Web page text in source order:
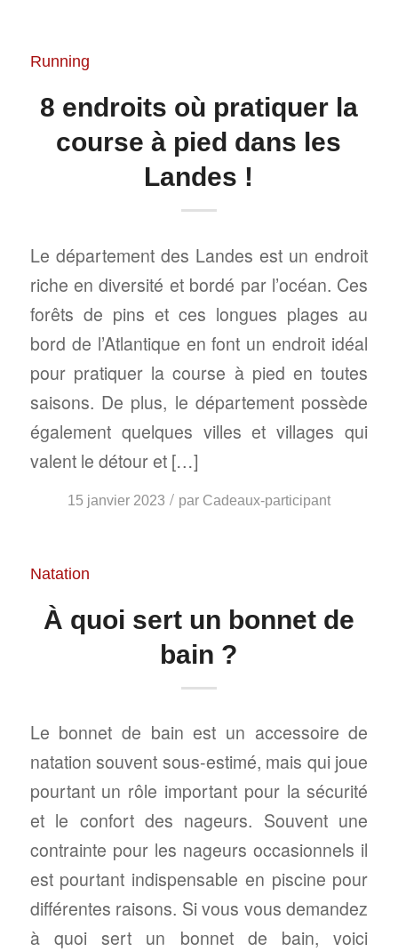
Running
8 endroits où pratiquer la
course à pied dans les
Landes !
Le département des Landes est un endroit
riche en diversité et bordé par l’océan. Ces
forêts de pins et ces longues plages au
bord de l’Atlantique en font un endroit idéal
pour pratiquer la course à pied en toutes
saisons. De plus, le département possède
également quelques villes et villages qui
valent le détour et […]
15 janvier 2023 / par Cadeaux-participant
Natation
À quoi sert un bonnet de
bain ?
Le bonnet de bain est un accessoire de
natation souvent sous-estimé, mais qui joue
pourtant un rôle important pour la sécurité
et le confort des nageurs. Souvent une
contrainte pour les nageurs occasionnels il
est pourtant indispensable en piscine pour
différentes raisons. Si vous vous demandez
à quoi sert un bonnet de bain, voici